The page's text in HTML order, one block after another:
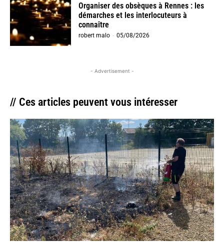
Organiser des obsèques à Rennes : les
démarches et les interlocuteurs à
connaître
robert malo - 05/08/2026
- Advertisement -
// Ces articles peuvent vous intéresser